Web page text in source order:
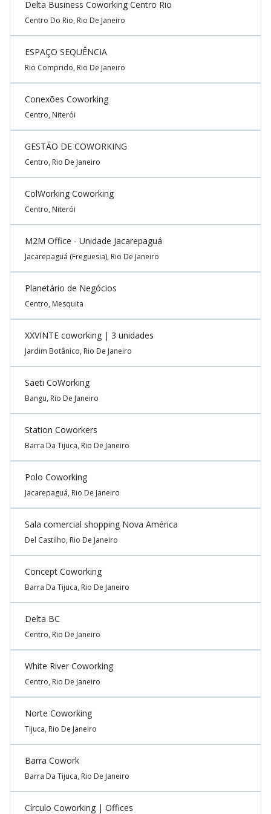
Delta Business Coworking Centro Rio
Centro Do Rio, Rio De Janeiro
ESPAÇO SEQUÊNCIA
Rio Comprido, Rio De Janeiro
Conexões Coworking
Centro, Niterói
GESTÃO DE COWORKING
Centro, Rio De Janeiro
ColWorking Coworking
Centro, Niterói
M2M Office - Unidade Jacarepaguá
Jacarepaguá (Freguesia), Rio De Janeiro
Planetário de Negócios
Centro, Mesquita
XXVINTE coworking | 3 unidades
Jardim Botânico, Rio De Janeiro
Saeti CoWorking
Bangu, Rio De Janeiro
Station Coworkers
Barra Da Tijuca, Rio De Janeiro
Polo Coworking
Jacarepaguá, Rio De Janeiro
Sala comercial shopping Nova América
Del Castilho, Rio De Janeiro
Concept Coworking
Barra Da Tijuca, Rio De Janeiro
Delta BC
Centro, Rio De Janeiro
White River Coworking
Centro, Rio De Janeiro
Norte Coworking
Tijuca, Rio De Janeiro
Barra Cowork
Barra Da Tijuca, Rio De Janeiro
Círculo Coworking | Offices